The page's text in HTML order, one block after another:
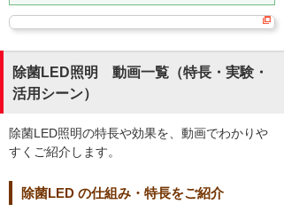
除菌LED照明 動画一覧（特長・実験・
活用シーン）
除菌LED照明の特長や効果を、動画でわかりや
すくご紹介します。
除菌LED の仕組み・特長をご紹介